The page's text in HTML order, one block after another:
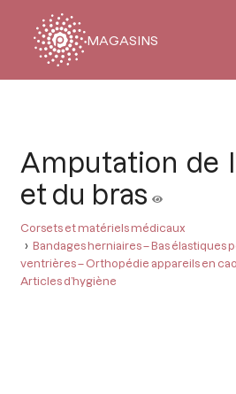
MAGASINS
Amputation de
et du bras
Corsets et matériels médicaux
Bandages herniaires – Bas élastiques
ventrières – Orthopédie appareils en
Articles d’hygiène